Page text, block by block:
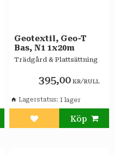
Geotextil, Geo-T
Bas, N1 1x20m
Trädgård & Plattsättning
395,00 KR/RULL
Lägg till i favoriter
Lagerstatus